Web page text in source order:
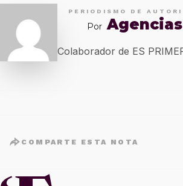
PERIODISMO DE
Por Agencias
Colaborador de ES
COMPARTE ESTA NOTA